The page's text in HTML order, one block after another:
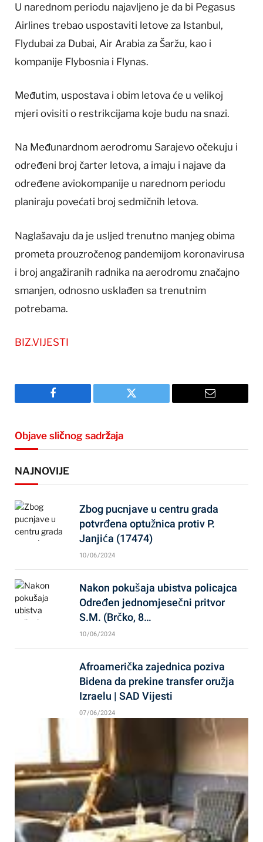
U narednom periodu najavljeno je da bi Pegasus
Airlines trebao uspostaviti letove za Istanbul,
Flydubai za Dubai, Air Arabia za Šaržu, kao i
kompanije Flybosnia i Flynas.
Međutim, uspostava i obim letova će u velikoj
mjeri ovisiti o restrikcijama koje budu na snazi.
Na Međunardnom aerodromu Sarajevo očekuju i
određeni broj čarter letova, a imaju i najave da
određene aviokompanije u narednom periodu
planiraju povećati broj sedmičnih letova.
Naglašavaju da je usljed trenutno manjeg obima
prometa prouzročenog pandemijom koronavirusa
i broj angažiranih radnika na aerodromu značajno
smanjen, odnosno usklađen sa trenutnim
potrebama.
BIZ.VIJESTI
Facebook Twitter Email
Objave sličnog sadržaja
NAJNOVIJE
Zbog pucnjave u centru grada
potvrđena optužnica protiv P.
Janjića (17474)
10/06/2024
Nakon pokušaja ubistva policajca
Određen jednomjesečni pritvor
S.M. (Brčko, 8…
10/06/2024
Afroamerička zajednica poziva
Bidena da prekine transfer oružja
Izraelu | SAD Vijesti
07/06/2024